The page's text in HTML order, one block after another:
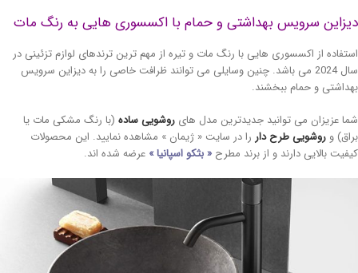
سرویس بهداشتی و حمام با اکسسوری هایی به رنگ مات
از اکسسوری هایی با رنگ مات و تیره از مهم ترین ترندهای لوازم تزئینی در
سال 2024 می باشد. چنین وسایلی می توانند ظرافت خاصی را به دیزاین سرویس
و حمام ببخشند.
عزیزان می توانید جدیدترین مدل هایروشویی ساده(با رنگ مشکی مات یا
وروشویی طرح داررا در سایت « ژیمان » مشاهده نمایید. این محصولات
بالایی دارند و از برند مطرح« بثکو اسپانیا »عرضه شده اند.